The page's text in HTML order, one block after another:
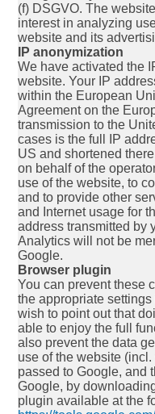
(f) DSGVO. The
interest in analyzing
website and its
IP anonymization
We have activated the
website. Your IP
within the European
Agreement on the
transmission to the
cases is the full IP
US and shortened
on behalf of the
use of the website, to
and to provide other
and Internet usage for
address transmitted by
Analytics will not be
Google.
Browser plugin
You can prevent these
the appropriate
wish to point out that
able to enjoy the full
also prevent the data
use of the website
passed to Google, and
Google, by
plugin available at the